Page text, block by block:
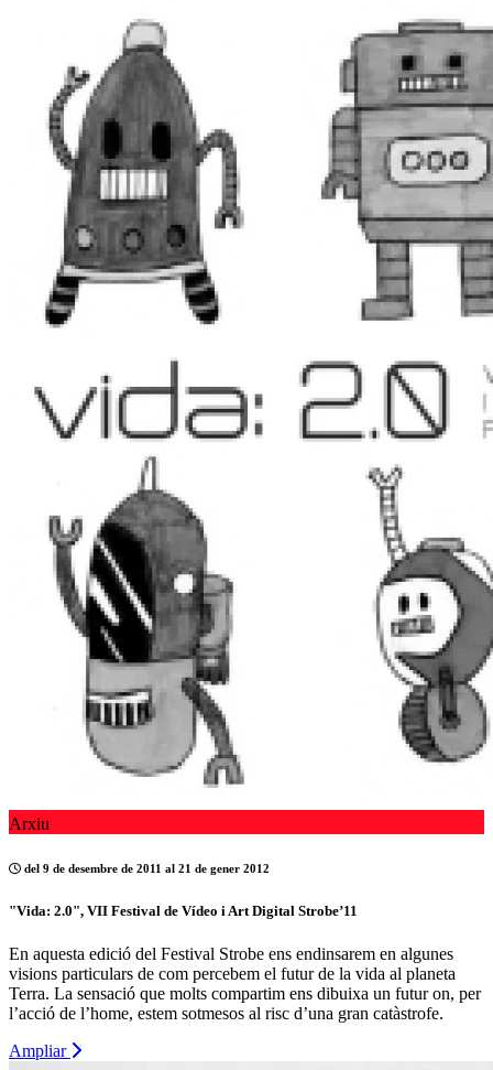
Arxiu
del 9 de desembre de 2011 al 21 de gener 2012
"Vida: 2.0", VII Festival de Vídeo i Art Digital Strobe’11
En aquesta edició del Festival Strobe ens endinsarem en algunes
visions particulars de com percebem el futur de la vida al planeta
Terra. La sensació que molts compartim ens dibuixa un futur on, per
l’acció de l’home, estem sotmesos al risc d’una gran catàstrofe.
Ampliar